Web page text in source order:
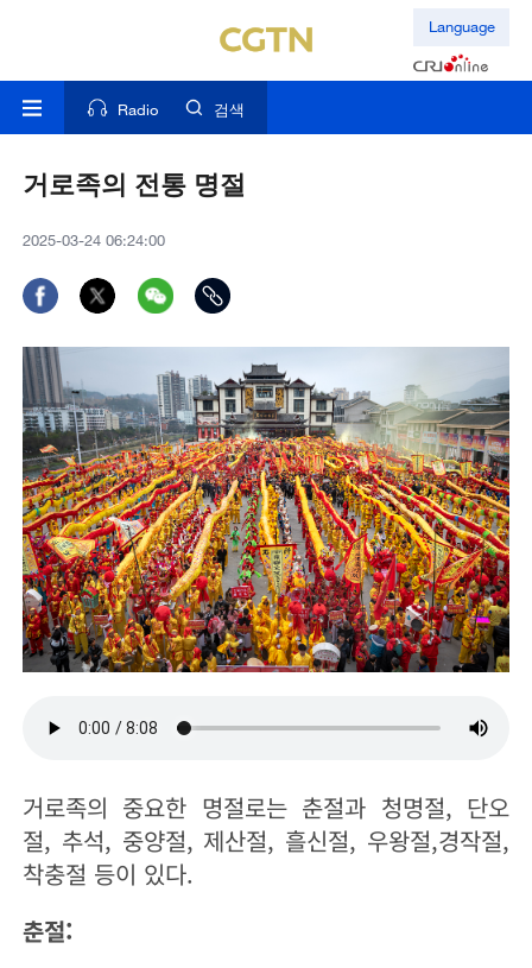
Language
Radio 검색
거로족의 전통 명절
2025-03-24 06:24:00
거로족의 중요한 명절로는 춘절과 청명절, 단오
절, 추석, 중양절, 제산절, 흘신절, 우왕절,경작절,
착충절 등이 있다.
춘절: